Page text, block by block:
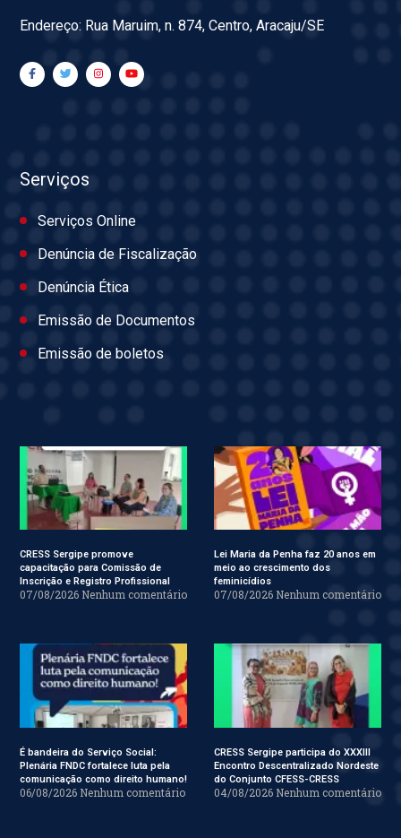
Endereço: Rua Maruim, n. 874, Centro, Aracaju/SE
Serviços
Serviços Online
Denúncia de Fiscalização
Denúncia Ética
Emissão de Documentos
Emissão de boletos
CRESS Sergipe promove
capacitação para Comissão de
Inscrição e Registro Profissional
07/08/2026 Nenhum comentário
Lei Maria da Penha faz 20 anos em
meio ao crescimento dos
feminicídios
07/08/2026 Nenhum comentário
É bandeira do Serviço Social:
Plenária FNDC fortalece luta pela
comunicação como direito humano!
06/08/2026 Nenhum comentário
CRESS Sergipe participa do XXXIII
Encontro Descentralizado Nordeste
do Conjunto CFESS-CRESS
04/08/2026 Nenhum comentário